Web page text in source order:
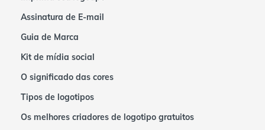
Assinatura de E-mail
Guia de Marca
Kit de mídia social
O significado das cores
Tipos de logotipos
Os melhores criadores de logotipo gratuitos